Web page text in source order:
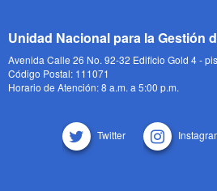
Unidad Nacional para la Gestión
Avenida Calle 26 No. 92-32 Edificio Gold 4 -
Código Postal: 111071
Horario de Atención: 8 a.m. a 5:00 p.m.
Twitter